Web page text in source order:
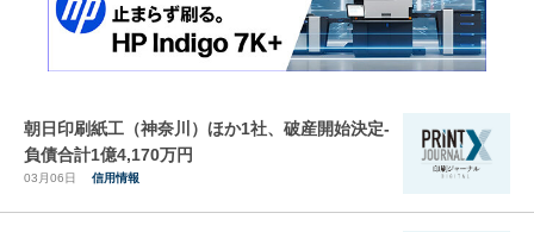
朝日印刷紙工（神奈川）ほか1社、破産開始決定-
負債合計1億4,170万円
03月06日 信用情報